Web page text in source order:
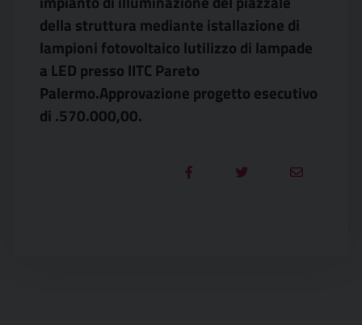
della struttura mediante istallazione di
lampioni fotovoltaico lutilizzo di lampade
a LED presso lITC Pareto
Palermo.Approvazione progetto esecutivo
di .570.000,00.